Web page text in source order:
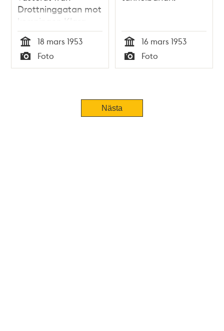
Drottninggatan mot
korsningen Klara
Östra Kyrkogata.
Körbana korsar
rivningstomterna i
kvarteret Hägern
Tid
18 mars 1953
Typ
Foto Tid
16 mars 1953
Typ
Foto
Nästa